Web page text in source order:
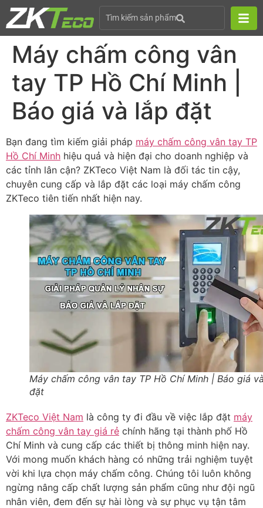
Tìm kiếm sản phẩm
Máy chấm công vân
tay TP Hồ Chí Minh |
Báo giá và lắp đặt
Bạn đang tìm kiếm giải pháp máy chấm công vân tay TP
Hồ Chí Minh hiệu quả và hiện đại cho doanh nghiệp và
các tỉnh lân cận? ZKTeco Việt Nam là đối tác tin cậy,
chuyên cung cấp và lắp đặt các loại máy chấm công
ZKTeco tiên tiến nhất hiện nay.
Máy chấm công vân tay TP Hồ Chí Minh | Báo giá
đặt
ZKTeco Việt Nam là công ty đi đầu về việc lắp đặt máy
chấm công vân tay giá rẻ chính hãng tại thành phố Hồ
Chí Minh và cung cấp các thiết bị thông minh hiện nay.
Với mong muốn khách hàng có những trải nghiệm tuyệt
vời khi lựa chọn máy chấm công. Chúng tôi luôn không
ngừng nâng cấp chất lượng sản phẩm cũng như đội ngũ
nhân viên, đem đến sự hài lòng và sự phục vụ tận tâm